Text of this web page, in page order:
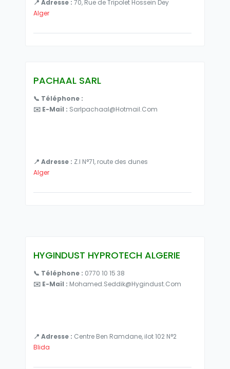
📍 Adresse : 70, Rue de Tripolet Hossein Dey
Alger
PACHAAL SARL
📞 Téléphone :
✉️ E-Mail : Sarlpachaal@hotmail.com
📍 Adresse : Z.I N°71, route des dunes
Alger
HYGINDUST HYPROTECH ALGERIE
📞 Téléphone : 0770 10 15 38
✉️ E-Mail : Mohamed.seddik@hygindust.com
📍 Adresse : Centre Ben Ramdane, ilot 102 N°2
Blida